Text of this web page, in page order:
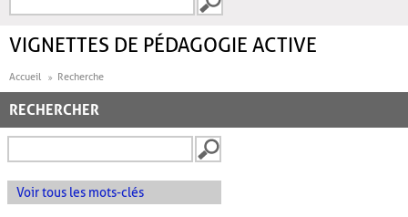
FORMULAIRE DE
VIGNETTES DE PÉDAGOGIE ACTIVE
Accueil Recherche
RECHERCHER
Voir tous les mots-clés